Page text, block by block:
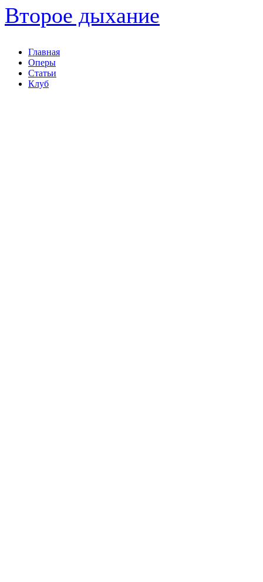
Второе дыхание
Главная
Оперы
Статьи
Клуб